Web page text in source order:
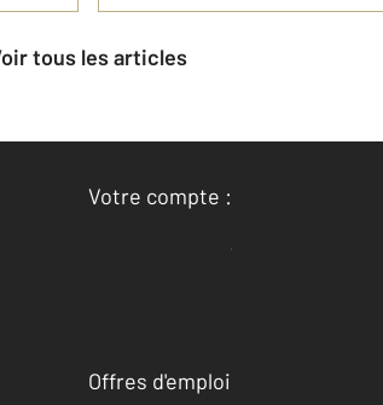
Voir tous les articles
Votre compte :
Accéder à mon compte
Offres d'emploi